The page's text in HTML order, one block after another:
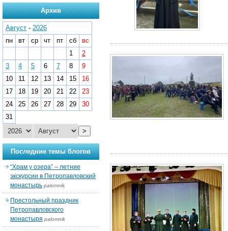
Архив
Август - 2026
пн
вт ср чт пт сб
вс
1
2
3
4 5 6 7 8
9
10
11 12 13 14 15
16
17
18 19 20 21 22
23
24
25 26 27 28 29
30
31
>
Последние темы блогов
“Храм у озера” – летние
экскурсии в Петропавловский
монастырь palomnik
Престольный праздник
Петропавловского
монастыря palomnik